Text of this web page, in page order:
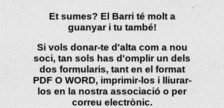
Et sumes? El Barri té molt a
guanyar i tu també!
Si vols donar-te d'alta com a nou
soci, tan sols has d'omplir un dels
dos formularis, tant en el format
PDF O WORD, imprimir-los i lliurar-
los en la nostra associació o per
correu electrònic.